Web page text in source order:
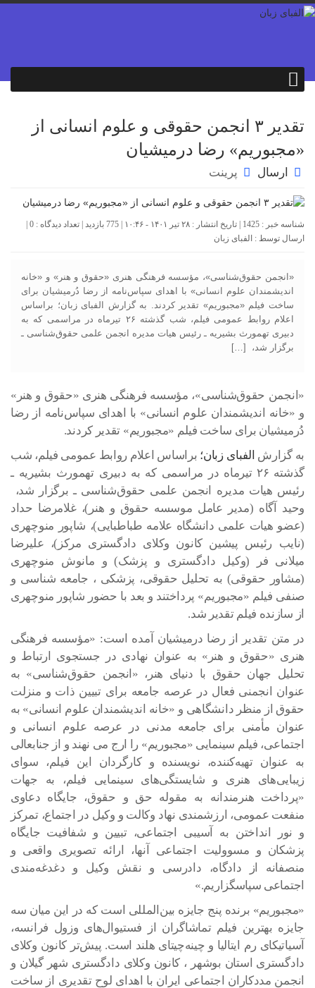
تقدیر ۳ انجمن حقوقی و علوم انسانی از
«مجبوریم» رضا درمیشیان
ارسال پرینت
شناسه خبر : 1425 | تاریخ انتشار : ۲۸ تیر ۱۴۰۱ - ۱۰:۴۶ | 775 بازدید | تعداد دیدگاه : 0
ارسال توسط : الفبای زبان
«انجمن حقوق‌شناسی»، مؤسسه فرهنگی هنری «حقوق و هنر» و «خانه
اندیشمندان علوم انسانی» با اهدای سپاس‌نامه از رضا دُرمیشیان برای
ساخت فیلم «مجبوریم» تقدیر کردند. به گزارش الفبای زبان؛ براساس
اعلام روابط عمومی فیلم، شب گذشته ۲۶ تیرماه در مراسمی که به
دبیری تهمورث بشیریه ـ رئیس هیات مدیره انجمن علمی حقوق‌شناسی ـ
برگزار شد، […]
«انجمن حقوق‌شناسی»، مؤسسه فرهنگی هنری «حقوق و هنر»
و «خانه اندیشمندان علوم انسانی» با اهدای سپاس‌نامه از رضا
دُرمیشیان برای ساخت فیلم «مجبوریم» تقدیر کردند.
به گزارش الفبای زبان؛ براساس اعلام روابط عمومی فیلم، شب
گذشته ۲۶ تیرماه در مراسمی که به دبیری تهمورث بشیریه ـ
رئیس هیات مدیره انجمن علمی حقوق‌شناسی ـ برگزار شد،
وحید آگاه (مدیر عامل موسسه حقوق و هنر)، غلامرضا حداد
(عضو هیات علمی دانشگاه علامه طباطبایی)، شاپور منوچهری
(نایب رئیس پیشین کانون وکلای دادگستری مرکز)، علیرضا
میلانی فر (وکیل دادگستری و پزشک) و مانوش منوچهری
(مشاور حقوقی) به تحلیل حقوقی، پزشکی ، جامعه شناسی و
صنفی فیلم «مجبوریم» پرداختند و بعد با حضور شاپور منوچهری
از سازنده فیلم تقدیر شد.
در متن تقدیر از رضا درمیشیان آمده است: «مؤسسه فرهنگی
هنری «حقوق و هنر» به عنوان نهادی در جستجوی ارتباط و
تحلیل جهان حقوق با دنیای هنر، «انجمن حقوق‌شناسی» به
عنوان انجمنی فعال در عرصه جامعه برای تبیین ذات و منزلت
حقوق از منظر دانشگاهی و «خانه اندیشمندان علوم انسانی» به
عنوان مأمنی برای جامعه مدنی در عرصه علوم انسانی و
اجتماعی، فیلم سینمایی «مجبوریم» را ارج می نهند و از جنابعالی
به عنوان تهیه‌کننده، نویسنده و کارگردان این فیلم، سوای
زیبایی‌های هنری و شایستگی‌های سینمایی فیلم، به جهات
«پرداخت هنرمندانه به مقوله حق و حقوق، جایگاه دعاوی
منفعت عمومی، ارزشمندی نهاد وکالت و وکیل در اجتماع، تمرکز
و نور انداختن به آسیبی اجتماعی، تبیین و شفافیت جایگاه
پزشکان و مسوولیت اجتماعی آنها، ارائه تصویری واقعی و
منصفانه از دادگاه، دادرسی و نقش وکیل و دغدغه‌مندی
اجتماعی سپاسگزاریم.»
«مجبوریم» برنده پنج جایزه بین‌المللی است که در این میان سه
جایزه بهترین فیلم تماشاگران از فستیوال‌های وزول فرانسه،
آسیاتیکای رم ایتالیا و چینه‌چیتای هلند است. پیش‌تر کانون وکلای
دادگستری استان بوشهر ، کانون وکلای دادگستری شهر گیلان و
انجمن مددکاران اجتماعی ایران با اهدای لوح تقدیری از ساخت